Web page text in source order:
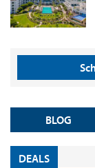
BLOG
DEALS